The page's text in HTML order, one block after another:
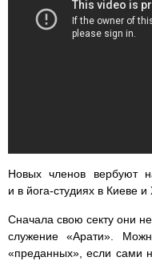
Новых членов вербуют
и в йога-студиях в Киеве и
Сначала свою секту они
служение «Арати».
«преданных», если сами